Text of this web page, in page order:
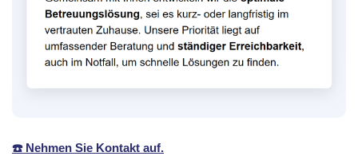
☎️ Nehmen Sie Kontakt auf.